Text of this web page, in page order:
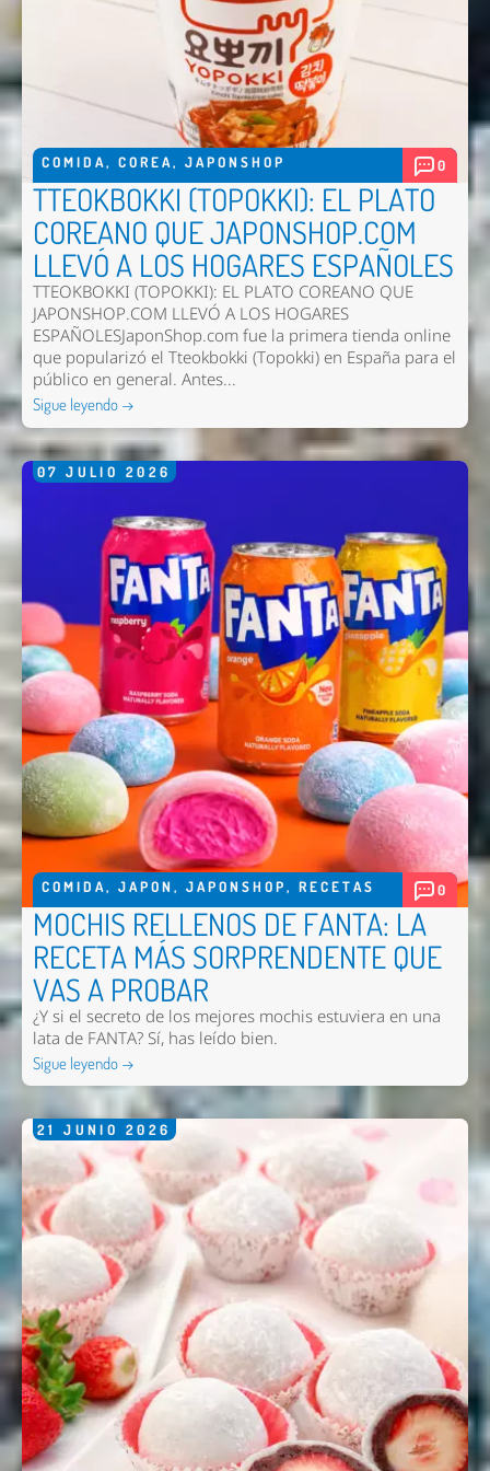
COMIDA, COREA, JAPONSHOP 0
TTEOKBOKKI (TOPOKKI): EL PLATO
COREANO QUE JAPONSHOP.COM
LLEVÓ A LOS HOGARES ESPAÑOLES
TTEOKBOKKI (TOPOKKI): EL PLATO COREANO QUE
JAPONSHOP.COM LLEVÓ A LOS HOGARES
ESPAÑOLESJaponShop.com fue la primera tienda online
que popularizó el Tteokbokki (Topokki) en España para el
público en general. Antes...
Sigue leyendo →
07 JULIO 2026
COMIDA, JAPON , JAPONSHOP, RECETAS 0
MOCHIS RELLENOS DE FANTA: LA
RECETA MÁS SORPRENDENTE QUE
VAS A PROBAR
¿Y si el secreto de los mejores mochis estuviera en una
lata de FANTA? Sí, has leído bien.
Sigue leyendo →
21 JUNIO 2026
Nombre *
Email *
Comentario *